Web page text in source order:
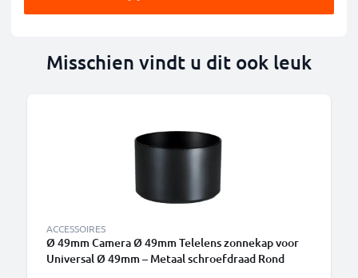
Misschien vindt u dit ook leuk
ACCESSOIRES
Ø 49mm Camera Ø 49mm Telelens zonnekap voor
Universal Ø 49mm – Metaal schroefdraad Rond